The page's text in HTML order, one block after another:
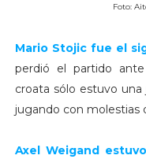
Foto:
Mario Stojic fue el
perdió el partido
croata sólo estuvo
jugando con molestias
Axel Weigand